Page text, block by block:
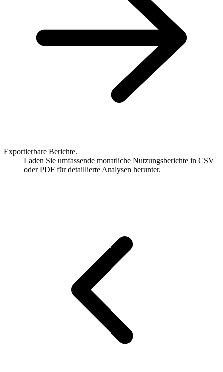
Exportierbare Berichte.
Laden Sie umfassende monatliche Nutzungsberichte in CSV
oder PDF für detaillierte Analysen herunter.